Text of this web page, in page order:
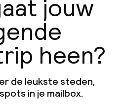
jouw
heen?
de leukste steden,
in je mailbox.